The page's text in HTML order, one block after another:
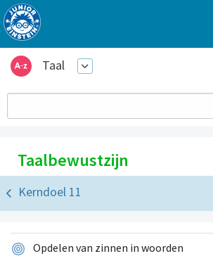
Taal
Taalbewustzijn
Kerndoel 11
Opdelen van zinnen in woorden